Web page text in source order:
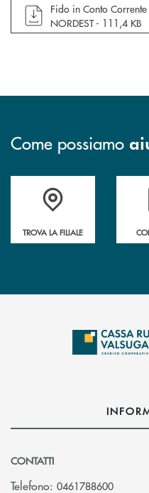
apre documento in
Fido in Conto
NORDEST - 111,4 KB
Come possiamo
Accedi all' elenco completo
TROVA LA FILIALE
Hai
CONTATTI
Telefono: 0461788600